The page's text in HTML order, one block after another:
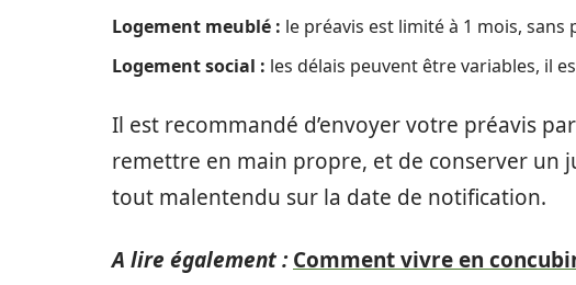
Logement meublé : le préavis est limité à 1 mois,
Logement social : les délais peuvent être variables, il
Il est recommandé d’envoyer votre préavis par
remettre en main propre, et de conserver un
tout malentendu sur la date de notification.
A lire également : Comment vivre en